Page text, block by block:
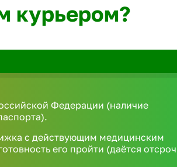
курьером?
Федерации (наличие
с действующим медицинским
его пройти (даётся